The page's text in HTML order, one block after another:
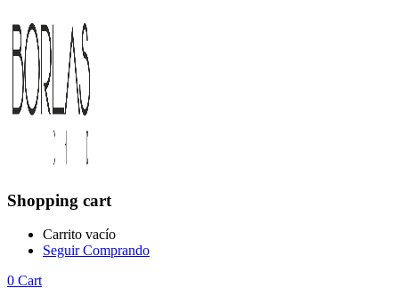
Shopping cart
Carrito vacío
Seguir Comprando
0 Cart